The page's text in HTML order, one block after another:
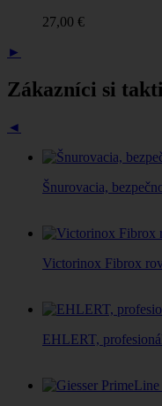
27,00 €
►
Zákazníci si
◄
Šnurovacia,
Victorinox Fibrox
EHLERT,